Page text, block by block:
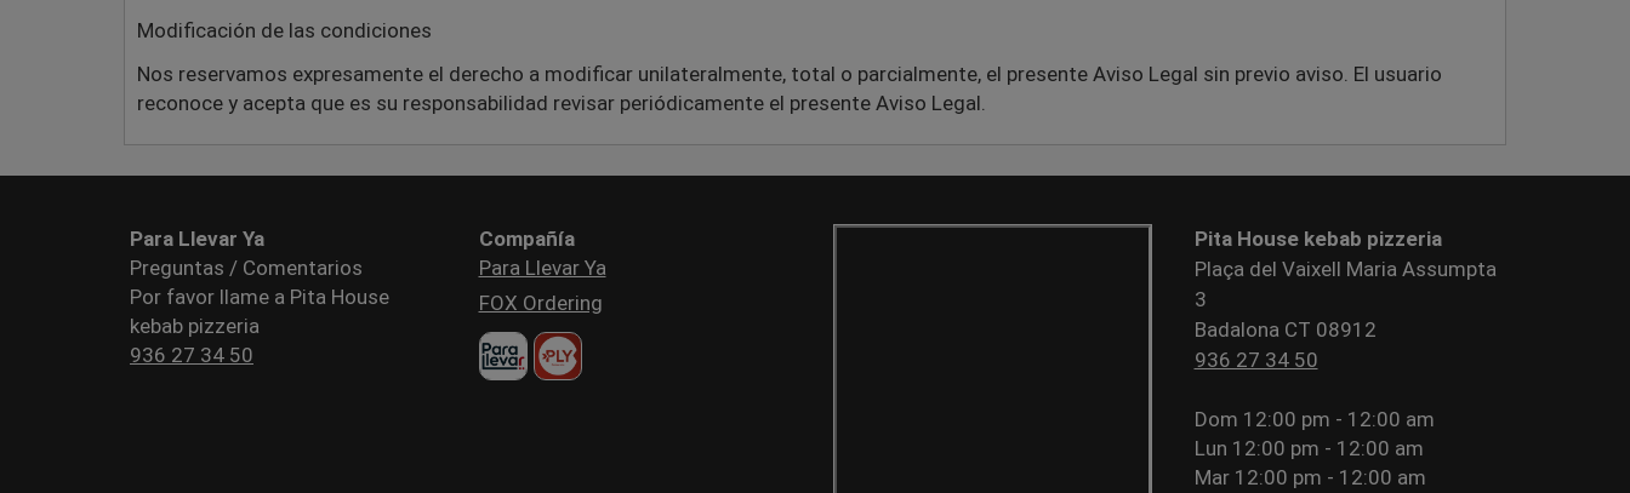
Modificación de las condiciones
Nos reservamos expresamente el derecho a modificar unilateralmente, total o parcialmente, el presente Aviso Legal sin previo aviso. El usuario
reconoce y acepta que es su responsabilidad revisar periódicamente el presente Aviso Legal.
Para Llevar Ya
Preguntas / Comentarios
Por favor llame a Pita House
kebab pizzeria
936 27 34 50
Compañía
Para Llevar Ya
FOX Ordering
Pita House kebab pizzeria
Plaça del Vaixell Maria Assumpta
3
Badalona CT 08912
936 27 34 50
Dom 12:00 pm - 12:00 am
Lun 12:00 pm - 12:00 am
Mar 12:00 pm - 12:00 am